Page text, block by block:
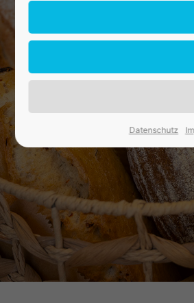
- Fri 8:00am - 5:00pm
Datenschutz